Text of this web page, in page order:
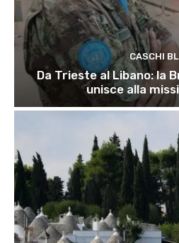
CASCHI
Da Trieste al Libano: la
unisce alla